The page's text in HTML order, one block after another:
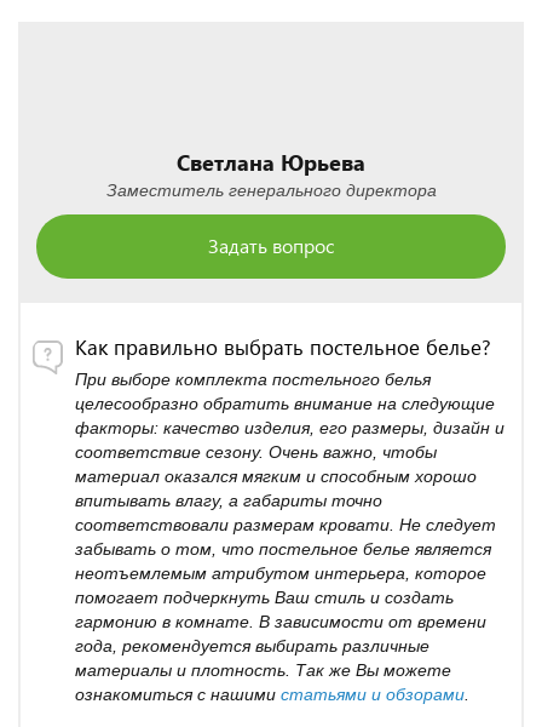
Светлана Юрьева
Заместитель генерального директора
Задать вопрос
Как правильно выбрать постельное белье?
При выборе комплекта постельного белья
целесообразно обратить внимание на следующие
факторы: качество изделия, его размеры, дизайн и
соответствие сезону. Очень важно, чтобы
материал оказался мягким и способным хорошо
впитывать влагу, а габариты точно
соответствовали размерам кровати. Не следует
забывать о том, что постельное белье является
неотъемлемым атрибутом интерьера, которое
помогает подчеркнуть Ваш стиль и создать
гармонию в комнате. В зависимости от времени
года, рекомендуется выбирать различные
материалы и плотность. Так же Вы можете
ознакомиться с нашими статьями и обзорами